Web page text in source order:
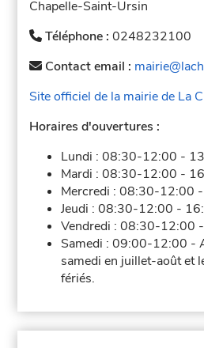
Chapelle-Saint-Ursin
Téléphone :0248232100
Contact email :
Site officiel de la mairie de La
Horaires d'ouvertures :
Lundi :08:30-12:00 -
Mardi :08:30-12:00 -
Mercredi :08:30-12:00 -
Jeudi :08:30-12:00 -
Vendredi :08:30-12:00 -
Samedi :09:00-12:00 -
samedi en juillet-août et
fériés.